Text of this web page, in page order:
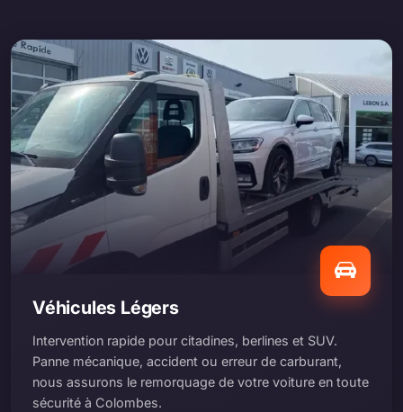
Véhicules Légers
Intervention rapide pour citadines, berlines et SUV.
Panne mécanique, accident ou erreur de carburant,
nous assurons le remorquage de votre voiture en toute
sécurité à Colombes.